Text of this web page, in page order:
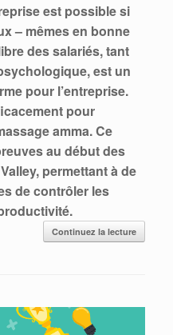
est possible si
– mêmes en bonne
des salariés, tant
est un
pour l’entreprise.
pour
amma. Ce
au début des
permettant à de
de contrôler les
Continuez la lecture